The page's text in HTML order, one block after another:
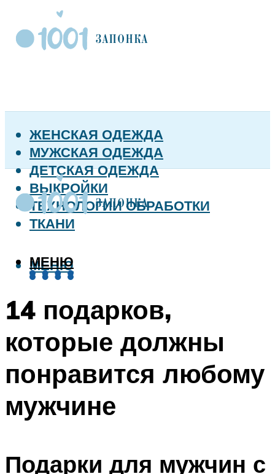
ЖЕНСКАЯ ОДЕЖДА
МУЖСКАЯ ОДЕЖДА
ДЕТСКАЯ ОДЕЖДА
ВЫКРОЙКИ
ТЕХНОЛОГИИ ОБРАБОТКИ
ТКАНИ
МЕНЮ
МЕНЮ
14 подарков,
которые должны
понравится любому
мужчине
Подарки для мужчин с